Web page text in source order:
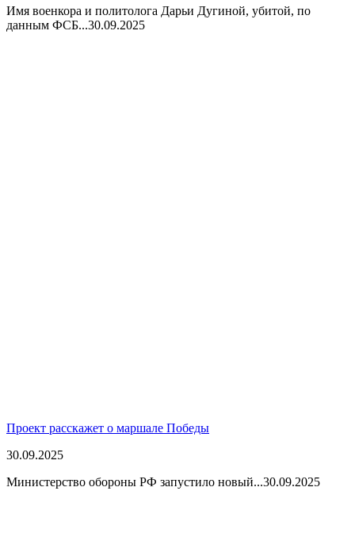
Имя военкора и политолога Дарьи Дугиной, убитой, по
данным ФСБ...30.09.2025
Проект расскажет о маршале Победы
30.09.2025
Министерство обороны РФ запустило новый...30.09.2025